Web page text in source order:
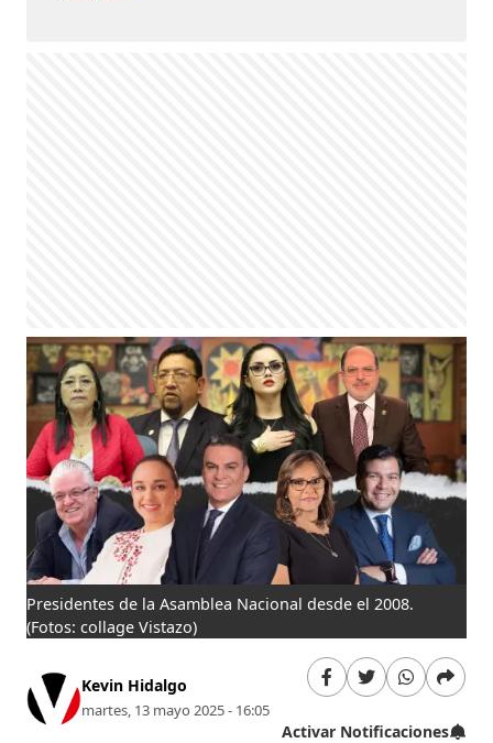
Presidentes de la Asamblea Nacional desde el 2008.
(Fotos: collage Vistazo)
Kevin Hidalgo
martes, 13 mayo 2025 - 16:05
Activar Notificaciones